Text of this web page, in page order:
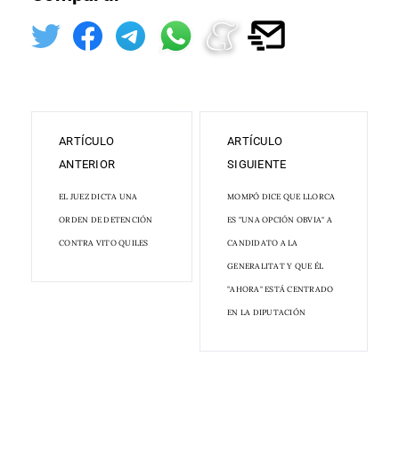
ARTÍCULO
ANTERIOR
EL JUEZ DICTA UNA
ORDEN DE DETENCIÓN
CONTRA VITO QUILES
ARTÍCULO
SIGUIENTE
MOMPÓ DICE QUE LLORCA
ES "UNA OPCIÓN OBVIA" A
CANDIDATO A LA
GENERALITAT Y QUE ÉL
"AHORA" ESTÁ CENTRADO
EN LA DIPUTACIÓN